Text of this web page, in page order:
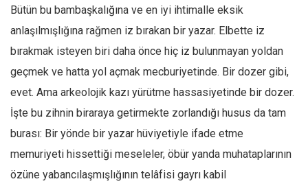
Kategoriler
Kültür Sanat
Kitap
Karisi kitap sualleri
7 soruda bu hafta
Ekonomi
Spor
Bütün bu bambaşkalığına ve en iyi ihtimalle eksik
anlaşılmışlığına rağmen iz bırakan bir yazar. Elbette iz
bırakmak isteyen biri daha önce hiç iz bulunmayan yoldan
geçmek ve hatta yol açmak mecburiyetinde. Bir dozer gibi,
evet. Ama arkeolojik kazı yürütme hassasiyetinde bir dozer.
İşte bu zihnin biraraya getirmekte zorlandığı husus da tam
burası: Bir yönde bir yazar hüviyetiyle ifade etme
memuriyeti hissettiği meseleler, öbür yanda muhataplarının
özüne yabancılaşmışlığının telâfisi gayrı kabil